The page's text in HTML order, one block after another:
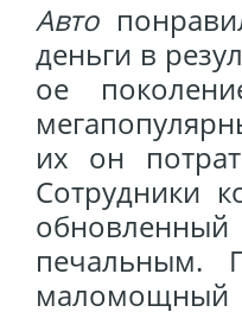
Авто
деньги в
ое
их он
Сотрудники
печальным.